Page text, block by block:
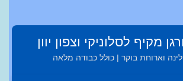
מקיף לסלוניקי וצפון יוון